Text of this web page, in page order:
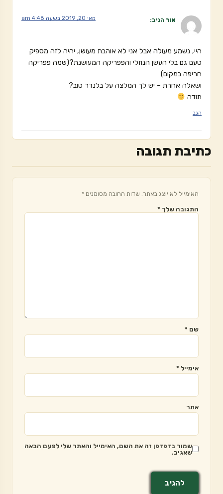
אור הגיב: מאי 20, 2019 בשעה 4:48 am
היי, נשמע מעולה אבל אני לא אוהבת מעושן, יהיה לזה מספיק
טעם גם בלי העשן הנוזלי והפפריקה המעושנת?(שמה פפריקה
חריפה במקום)
ושאלה אחרת – יש לך המלצה על בלנדר טוב?
תודה
הגב
כתיבת תגובה
האימייל לא יוצג באתר. שדות החובה מסומנים *
התגובה שלך *
שם *
אימייל *
אתר
שמור בדפדפן זה את השם, האימייל והאתר שלי לפעם הבאה
שאגיב.